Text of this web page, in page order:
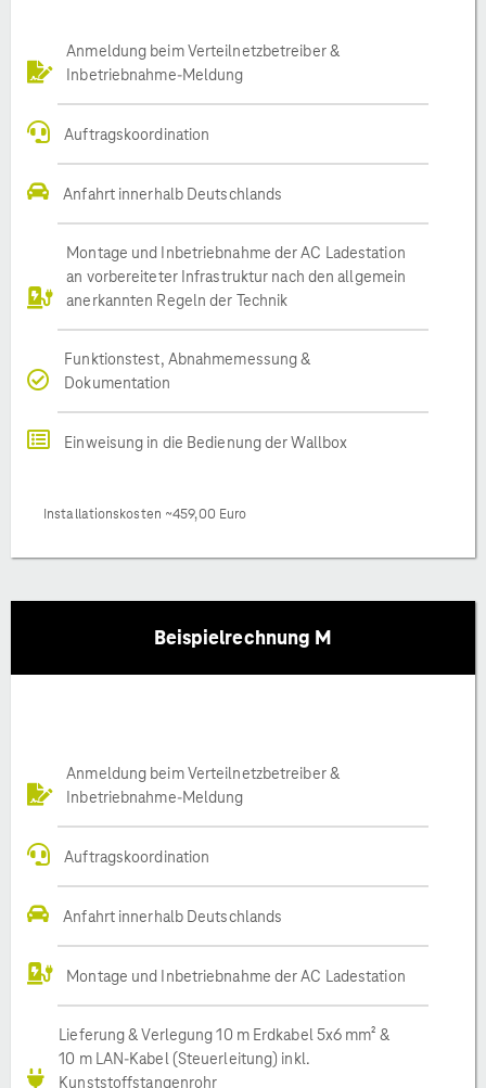
Anmeldung beim Verteilnetzbetreiber &
Inbetriebnahme-Meldung
Auftragskoordination
Anfahrt innerhalb Deutschlands
Montage und Inbetriebnahme der AC Ladestation
an vorbereiteter Infrastruktur nach den allgemein
anerkannten Regeln der Technik
Funktionstest, Abnahmemessung &
Dokumentation
Einweisung in die Bedienung der Wallbox
Installationskosten ~459,00 Euro
Beispielrechnung M
Anmeldung beim Verteilnetzbetreiber &
Inbetriebnahme-Meldung
Auftragskoordination
Anfahrt innerhalb Deutschlands
Montage und Inbetriebnahme der AC Ladestation
Lieferung & Verlegung 10 m Erdkabel 5x6 mm² &
10 m LAN-Kabel (Steuerleitung) inkl.
Kunststoffstangenrohr